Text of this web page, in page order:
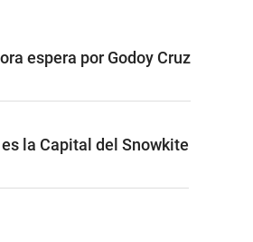
espera por Godoy Cruz
la Capital del Snowkite